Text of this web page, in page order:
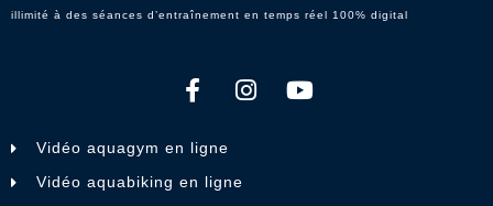
illimité à des séances d’entraînement en temps réel 100% digital
Vidéo aquagym en ligne
Vidéo aquabiking en ligne